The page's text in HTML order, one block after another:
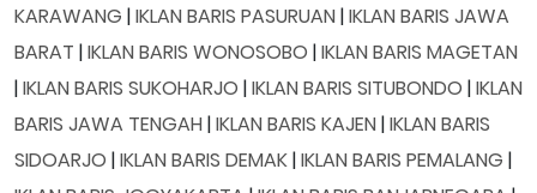
KARAWANG |IKLAN BARIS PASURUAN|IKLAN BARIS JAWA
BARAT |IKLAN BARIS WONOSOBO |IKLAN BARIS MAGETAN
|IKLAN BARIS SUKOHARJO |IKLAN BARIS SITUBONDO |IKLAN
BARIS JAWA TENGAH|IKLAN BARIS KAJEN|IKLAN BARIS
SIDOARJO |IKLAN BARIS DEMAK|IKLAN BARIS PEMALANG |